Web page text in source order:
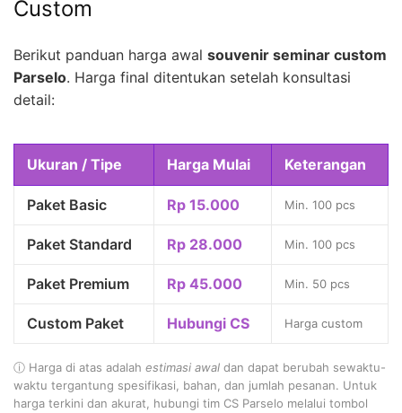
Custom
Berikut panduan harga awal souvenir seminar custom
Parselo. Harga final ditentukan setelah konsultasi
detail:
Ukuran / Tipe Harga Mulai Keterangan
Paket Basic Rp 15.000 Min. 100 pcs
Paket Standard Rp 28.000 Min. 100 pcs
Paket Premium Rp 45.000 Min. 50 pcs
Custom Paket Hubungi CS Harga custom
ⓘ Harga di atas adalah estimasi awal dan dapat berubah sewaktu-
waktu tergantung spesifikasi, bahan, dan jumlah pesanan. Untuk
harga terkini dan akurat, hubungi tim CS Parselo melalui tombol